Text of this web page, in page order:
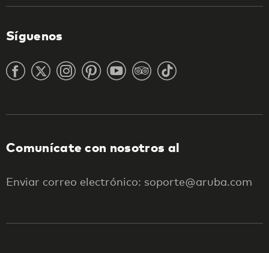
Síguenos
Comunícate con nosotros al
Enviar correo electrónico: soporte@aruba.com